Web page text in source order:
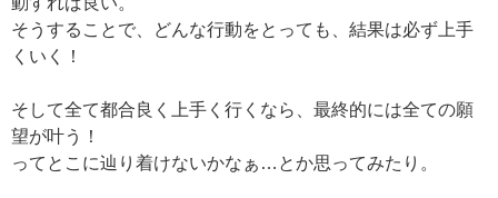
そうすることで、どんな行動をとっても、結果は必ず上手
くいく！
そして全て都合良く上手く行くなら、最終的には全ての願
望が叶う！
ってとこに辿り着けないかなぁ…とか思ってみたり。